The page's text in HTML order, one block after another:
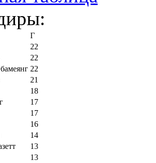
Г
22
22
22
21
18
17
17
16
14
13
13